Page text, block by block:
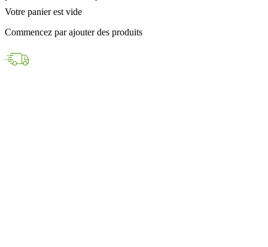
Paiements sécurisés
par carte bancaire ou PayPal
Votre panier est vide
Commencez par ajouter des produits